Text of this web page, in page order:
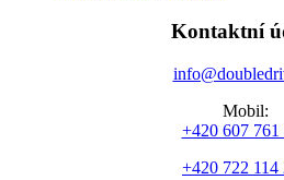
Kontaktní
Mobil:
+420 607 761
+420 722 114